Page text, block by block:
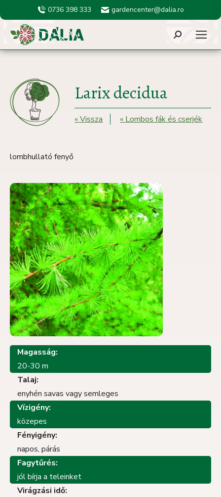
0736 398 333 gardencenter@dalia.ro
Search:
Larix decidua
« Vissza « Lombos fák és cserjék
lombhullató fenyő
Magasság:
20-30 m
Talaj:
enyhén savas vagy semleges
Vízigény:
közepes
Fényigény:
napos, párás
Fagytűrés:
jól bírja a teleinket
Virágzási idő: